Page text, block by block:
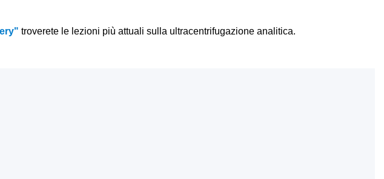
troverete le lezioni più attuali sulla ultracentrifugazione analitica.